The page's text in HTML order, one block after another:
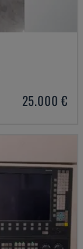
25.000 €